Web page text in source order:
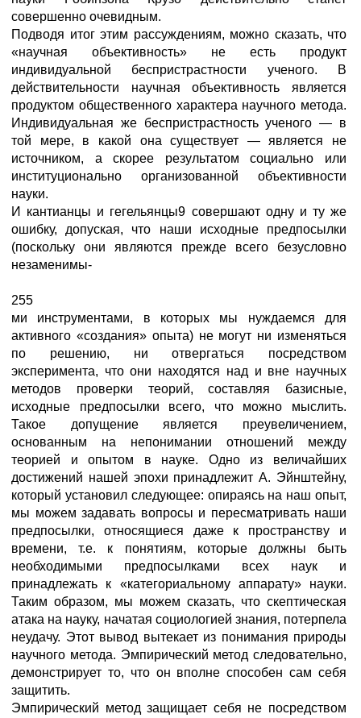
совершенно очевидным.
Подводя итог этим рассуждениям, можно сказать, что
«научная объективность» не есть продукт
индивидуальной беспристрастности ученого. В
действительности научная объективность является
продуктом общественного характера научного метода.
Индивидуальная же беспристрастность ученого — в
той мере, в какой она существует — является не
источником, а скорее результатом социально или
институционально организованной объективности
науки.
И кантианцы и гегельянцы9 совершают одну и ту же
ошибку, допуская, что наши исходные предпосылки
(поскольку они являются прежде всего безусловно
незаменимы-
255
ми инструментами, в которых мы нуждаемся для
активного «создания» опыта) не могут ни изменяться
по решению, ни отвергаться посредством
эксперимента, что они находятся над и вне научных
методов проверки теорий, составляя базисные,
исходные предпосылки всего, что можно мыслить.
Такое допущение является преувеличением,
основанным на непонимании отношений между
теорией и опытом в науке. Одно из величайших
достижений нашей эпохи принадлежит А. Эйнштейну,
который установил следующее: опираясь на наш опыт,
мы можем задавать вопросы и пересматривать наши
предпосылки, относящиеся даже к пространству и
времени, т.е. к понятиям, которые должны быть
необходимыми предпосылками всех наук и
принадлежать к «категориальному аппарату» науки.
Таким образом, мы можем сказать, что скептическая
атака на науку, начатая социологией знания, потерпела
неудачу. Этот вывод вытекает из понимания природы
научного метода. Эмпирический метод следовательно,
демонстрирует то, что он вполне способен сам себя
защитить.
Эмпирический метод защищает себя не посредством